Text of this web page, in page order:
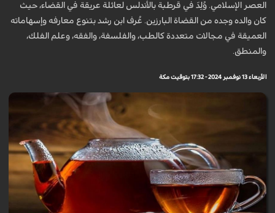
العصر الإسلامي. وُلِدَ في قرطبة بالأندلس لعائلة عريقة في القضاء، حيث
كان والده وجده من القضاة البارزين. عُرف ابن رشد بتنوع معارفه وإسهاماته
العميقة في مجالات متعددة كالطب، والفلسفة، والفقه، وعلم الفلك،
والمنطق.
الأربعاء 13 نوفمبر 2024 - 17:32 بتوقيت مكة